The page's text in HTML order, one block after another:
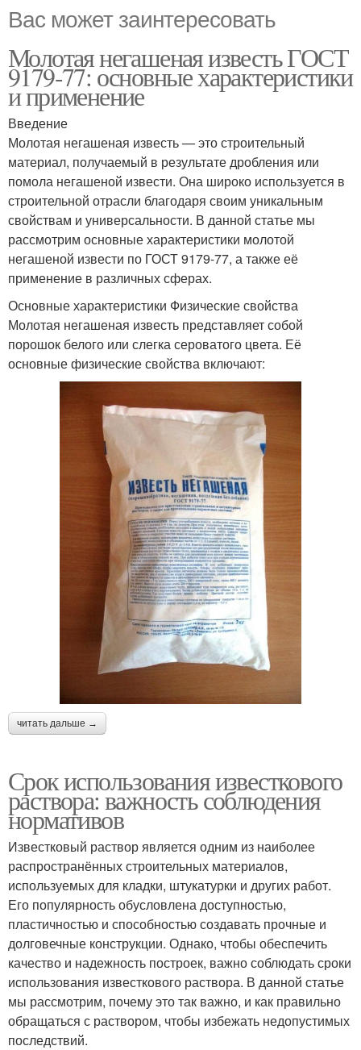
Вас может заинтересовать
Молотая негашеная известь ГОСТ
9179-77: основные характеристики
и применение
Введение
Молотая негашеная известь — это строительный
материал, получаемый в результате дробления или
помола негашеной извести. Она широко используется в
строительной отрасли благодаря своим уникальным
свойствам и универсальности. В данной статье мы
рассмотрим основные характеристики молотой
негашеной извести по ГОСТ 9179-77, а также её
применение в различных сферах.
Основные характеристики Физические свойства
Молотая негашеная известь представляет собой
порошок белого или слегка сероватого цвета. Её
основные физические свойства включают:
читать дальше →
Срок использования известкового
раствора: важность соблюдения
нормативов
Известковый раствор является одним из наиболее
распространённых строительных материалов,
используемых для кладки, штукатурки и других работ.
Его популярность обусловлена доступностью,
пластичностью и способностью создавать прочные и
долговечные конструкции. Однако, чтобы обеспечить
качество и надежность построек, важно соблюдать сроки
использования известкового раствора. В данной статье
мы рассмотрим, почему это так важно, и как правильно
обращаться с раствором, чтобы избежать недопустимых
последствий.